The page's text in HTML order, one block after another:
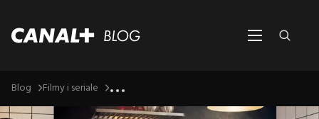
Blog Filmy i seriale ...